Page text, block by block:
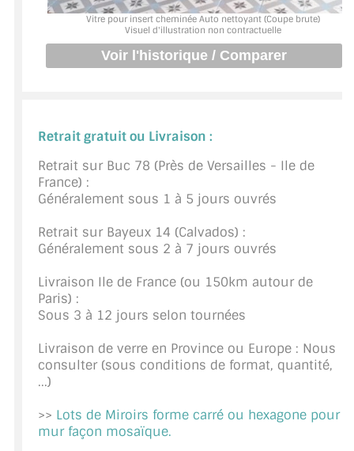
BARRES DE STABILISATION
JOINTS D'ÉTANCHÉITÉS
SYSTÈMES COULISSANTS
LE CATALOGUE ACCESSOIRES
(STROMBINOSCOPE)
ACCESSOIRES EN PROMOTIONS
NUANCIER RAL
CONSEILS / AIDE
A PROPOS DE LA LIVRAISON
COMPTE PRO
Vitre pour insert cheminée Auto nettoyant (Coupe brute)
Visuel d'illustration non contractuelle
Retrait gratuit ou Livraison :
Retrait sur Buc 78 (Près de Versailles - Ile de
France) :
Généralement sous 1 à 5 jours ouvrés
Retrait sur Bayeux 14 (Calvados) :
Généralement sous 2 à 7 jours ouvrés
Livraison Ile de France (ou 150km autour de
Paris) :
Sous 3 à 12 jours selon tournées
Livraison de verre en Province ou Europe : Nous
consulter (sous conditions de format, quantité,
...)
>> Lots de Miroirs forme carré ou hexagone pour
mur façon mosaïque.